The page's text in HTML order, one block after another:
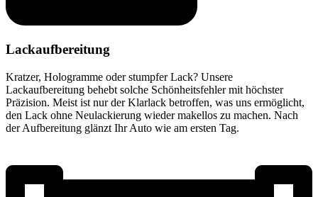
Lackaufbereitung
Kratzer, Hologramme oder stumpfer Lack? Unsere
Lackaufbereitung behebt solche Schönheitsfehler mit höchster
Präzision. Meist ist nur der Klarlack betroffen, was uns ermöglicht,
den Lack ohne Neulackierung wieder makellos zu machen. Nach
der Aufbereitung glänzt Ihr Auto wie am ersten Tag.